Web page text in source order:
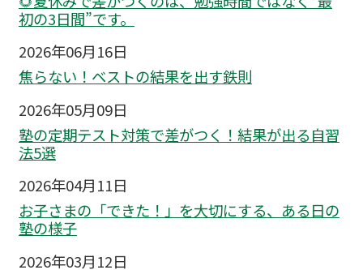
初の3日間”です。
2026年06月16日
焦らない！ベストの結果を出す鉄則
2026年05月09日
塾の定期テスト対策で差がつく！結果が出る自習
法5選
2026年04月11日
お子さまの「できた！」を大切にする、ある日の
塾の様子
2026年03月12日